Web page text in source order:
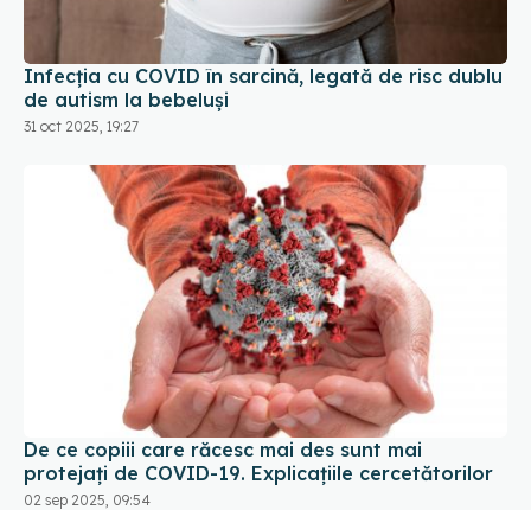
Infecția cu COVID în sarcină, legată de risc dublu
de autism la bebeluși
31 oct 2025, 19:27
De ce copiii care răcesc mai des sunt mai
protejați de COVID-19. Explicațiile cercetătorilor
02 sep 2025, 09:54